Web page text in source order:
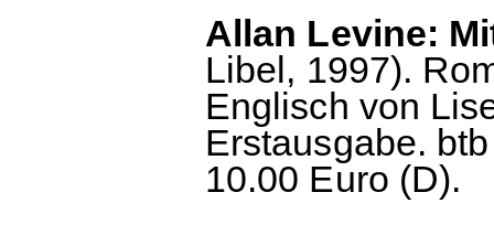
Allan Levine:
Libel, 1997).
Englisch von
Erstausgabe.
10.00 Euro (D).